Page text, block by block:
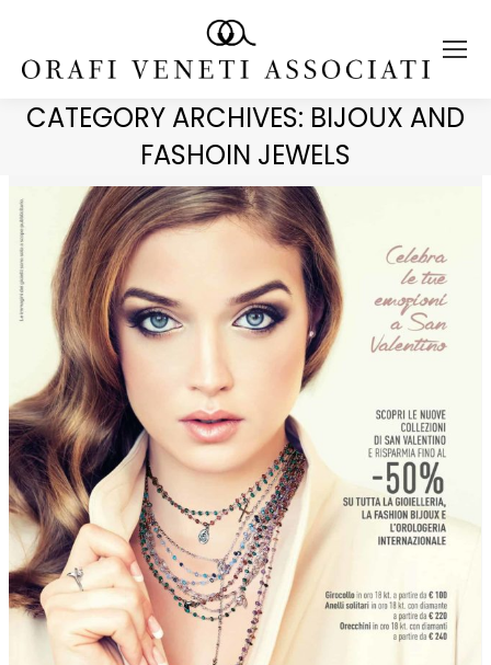
CATEGORY ARCHIVES: BIJOUX AND
FASHOIN JEWELS
You are here: